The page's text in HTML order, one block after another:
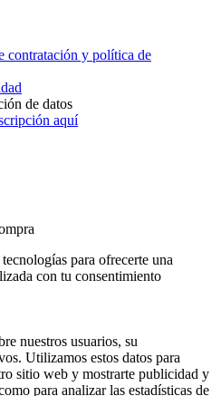
contratación y política de
de datos
aquí
para ofrecerte una
con tu consentimiento
nuestros usuarios, su
Utilizamos estos datos para
sitio web y mostrarte publicidad y
para analizar las estadísticas de